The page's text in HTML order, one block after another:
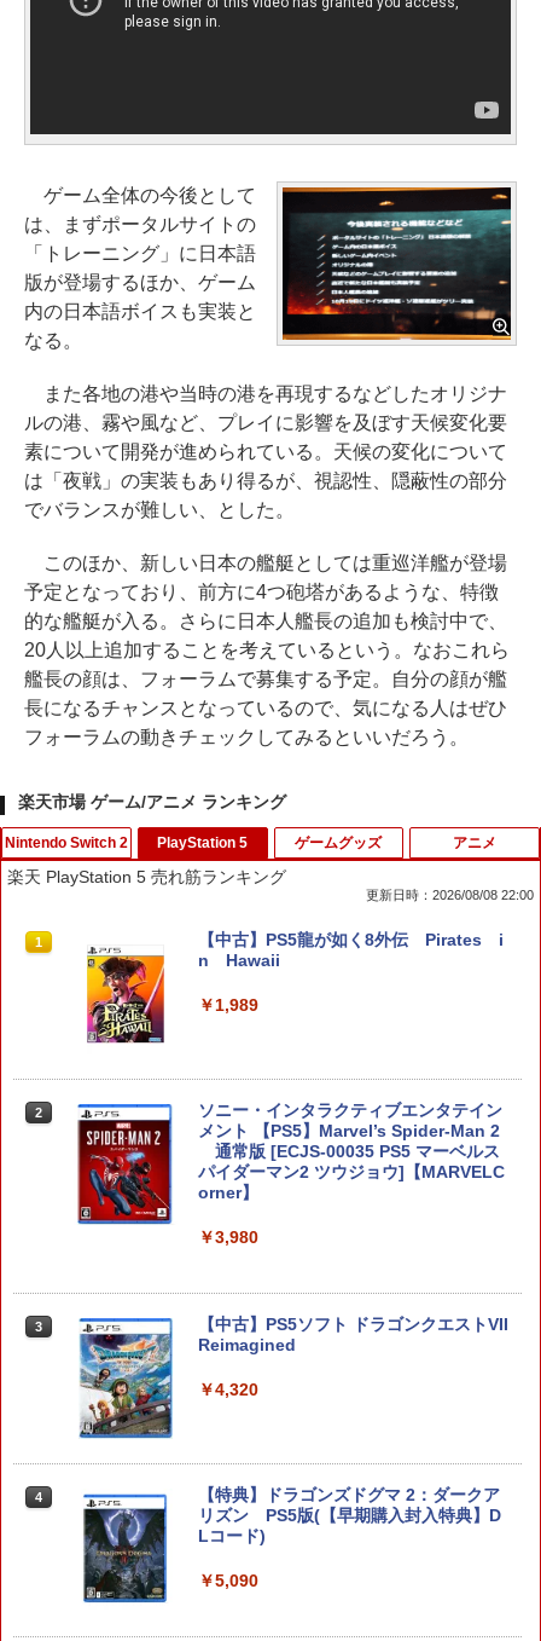
ゲーム全体の今後として
は、まずポータルサイトの
「トレーニング」に日本語
版が登場するほか、ゲーム
内の日本語ボイスも実装と
なる。
また各地の港や当時の港を再現するなどしたオリジナ
ルの港、霧や風など、プレイに影響を及ぼす天候変化要
素について開発が進められている。天候の変化について
は「夜戦」の実装もあり得るが、視認性、隠蔽性の部分
でバランスが難しい、とした。
このほか、新しい日本の艦艇としては重巡洋艦が登場
予定となっており、前方に4つ砲塔があるような、特徴
的な艦艇が入る。さらに日本人艦長の追加も検討中で、
20人以上追加することを考えているという。なおこれら
艦長の顔は、フォーラムで募集する予定。自分の顔が艦
長になるチャンスとなっているので、気になる人はぜひ
フォーラムの動きチェックしてみるといいだろう。
楽天市場 ゲーム/アニメ ランキング
Nintendo Switch 2
1
【特典】ドラゴンクエストモンスターズ
4 枯れ木の国のビアンカ・フローラ S
タートダッシュセット)
任天堂 【Switch2】ゼルダの伝説 ブレス
オブ ザ ワイルド Nintendo Switch 2 Ed
ition [NXS-P-AAAAH NSW2 ゼルダノデ
ンセツ ブレス オブ ザ ワイルド]
￥7,710
3
ELDEN RING Tarnished Edition 【Swit
ch2】 POT-P-AAF6C
￥7,757
4
任天堂 スーパー マリオパーティ ジャン
ボリー Nintendo Switch 2 Edition + ジ
ャンボリーTV【Switch 2】 NXSPA7HL
PlayStation 5
楽天 PlayStation 5 売れ筋ランキング
更新日時：2026/08/08 22:00
1
【中古】PS5龍が如く8外伝 Pirates i
n Hawaii
￥1,989
2
ソニー・インタラクティブエンタテイン
メント 【PS5】Marvel’s Spider-Man 2
通常版 [ECJS-00035 PS5 マーベルス
パイダーマン2 ツウジョウ]【MARVELC
orner】
￥3,980
3
【中古】PS5ソフト ドラゴンクエストVII
Reimagined
￥4,320
4
【特典】ドラゴンズドグマ 2：ダークア
リズン PS5版(【早期購入封入特典】D
Lコード)
￥5,090
ゲームグッズ アニメ